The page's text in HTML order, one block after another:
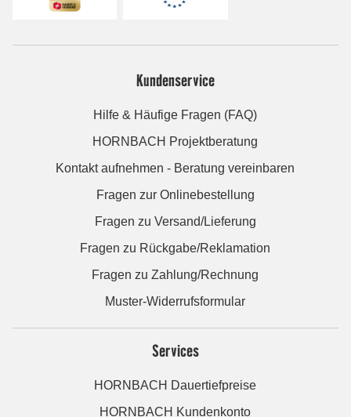
Kundenservice
Hilfe & Häufige Fragen (FAQ)
HORNBACH Projektberatung
Kontakt aufnehmen - Beratung vereinbaren
Fragen zur Onlinebestellung
Fragen zu Versand/Lieferung
Fragen zu Rückgabe/Reklamation
Fragen zu Zahlung/Rechnung
Muster-Widerrufsformular
Services
HORNBACH Dauertiefpreise
HORNBACH Kundenkonto